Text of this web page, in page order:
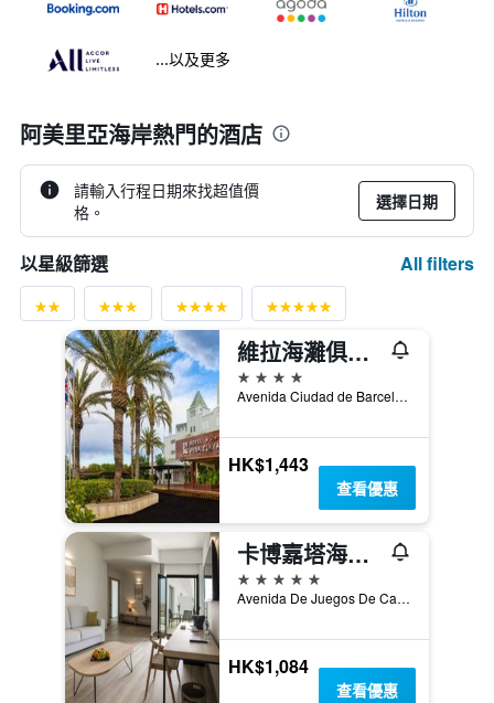
...以及更多
阿美里亞海岸熱門的酒店
請輸入行程日期來找超值價
格。
選擇日期
以星級篩選 All filters
維拉海灘俱樂部飯店 - 自然
4星級
Avenida Ciudad de Barcelona, 56, 維拉, 安達魯西亞, 西班牙
HK$1,443
查看優惠
卡博嘉塔海灘飯店
5星級
Avenida De Juegos De Casablanca, Almeria Province/阿爾梅里亞省, 安達魯西亞, 西班牙
HK$1,084
查看優惠